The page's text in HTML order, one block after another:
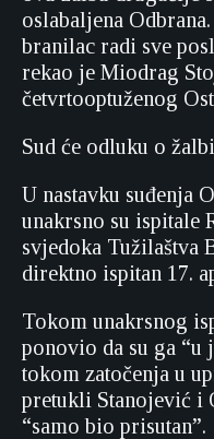
oslabaljena
branilac radi sve
rekao je Miodrag
četvrtooptuženog
Sud će odluku o
U nastavku suđenja
unakrsno su ispitale
svjedoka Tužilaštva
direktno ispitan 17.
Tokom unakrsnog
ponovio da su ga
tokom zatočenja u
pretukli Stanojević i
“samo bio prisutan”.